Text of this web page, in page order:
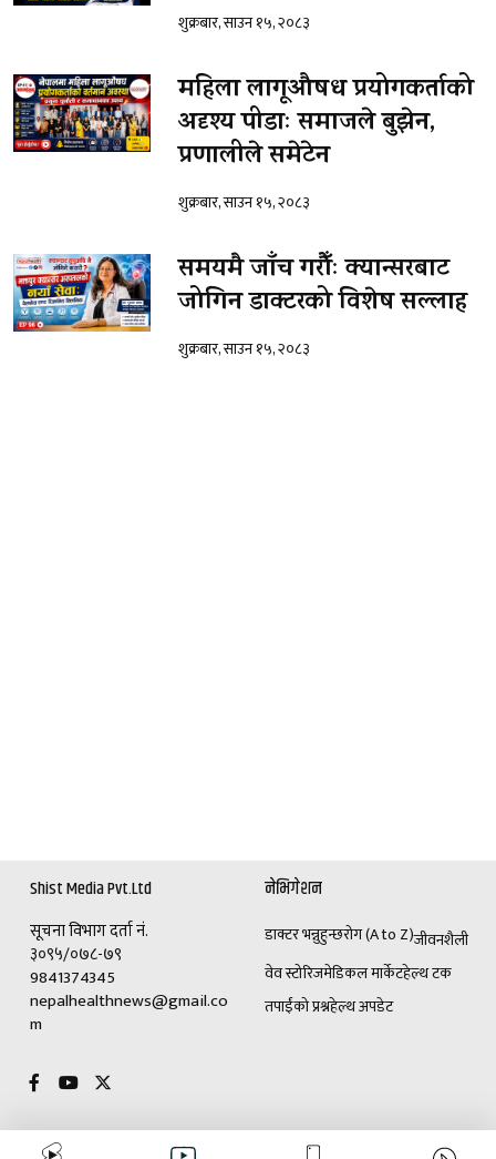
शुक्रबार, साउन १५, २०८३
महिला लागूऔषध प्रयोगकर्ताको
अदृश्य पीडाः समाजले बुझेन,
प्रणालीले समेटेन
शुक्रबार, साउन १५, २०८३
समयमै जाँच गरौँः क्यान्सरबाट
जोगिन डाक्टरको विशेष सल्लाह
शुक्रबार, साउन १५, २०८३
Shist Media Pvt.Ltd
सूचना विभाग दर्ता नं.
३०९५/०७८-७९
9841374345
nepalhealthnews@gmail.co
m
नेभिगेशन
डाक्टर भन्नुहुन्छरोग (A to Z)जीवनशैली
वेव स्टोरिजमेडिकल मार्केटहेल्थ टक
तपाईंको प्रश्नहेल्थ अपडेट
विशेष विज्ञापनका लागि